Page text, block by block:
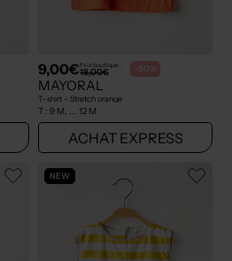
9,00€Prix boutique :
18,00€ -50%
MAYORAL
T-shirt - Stretch orange
T : 9 M, ... 12 M
ACHAT EXPRESS
NEW